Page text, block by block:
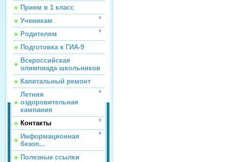
Прием в 1 класс
Ученикам
Родителям
Подготовка к ГИА-9
Всероссийская
олимпиада школьников
Капитальный ремонт
Летняя
оздоровительная
кампания
Контакты
Информационная
безоп...
Полезные ссылки